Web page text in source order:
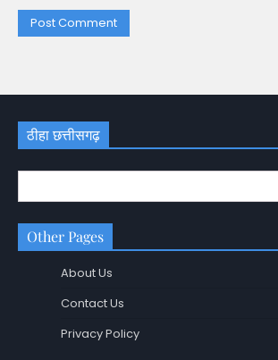
ठीहा छत्तीसगढ़
Other Pages
About Us
Contact Us
Privacy Policy